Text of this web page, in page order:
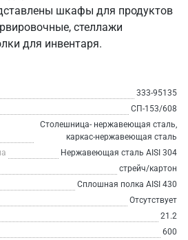
шкафы для продуктов
стеллажи
для инвентаря.
333-95135
СП-153/608
Столешница- нержавеющая сталь,
каркас-нержавеющая сталь
Нержавеющая сталь AISI 304
стрейч/картон
Сплошная полка AISI 430
Отсутствует
21.2
600